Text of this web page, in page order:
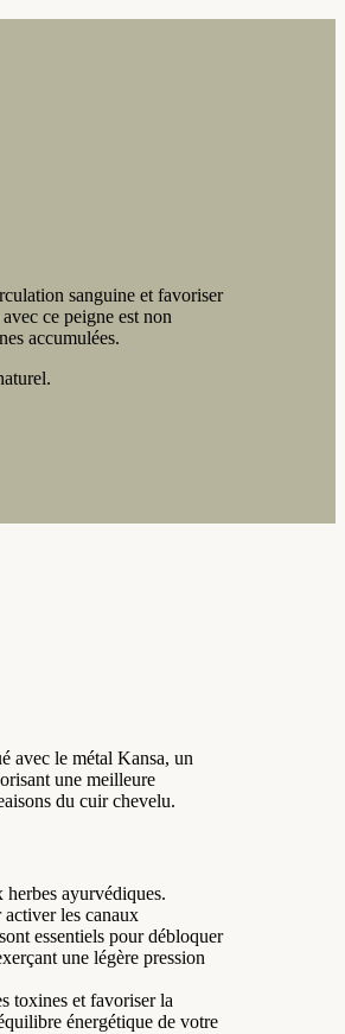
sanguine et favoriser
ce peigne est non
accumulées.
avec le métal Kansa, un
une meilleure
du cuir chevelu.
ayurvédiques.
les canaux
essentiels pour débloquer
une légère pression
toxines et favoriser la
énergétique de votre